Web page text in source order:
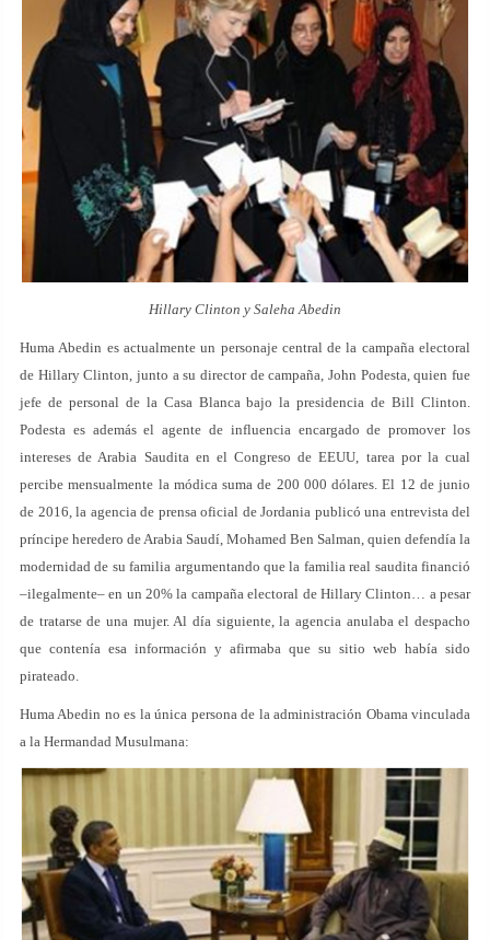
Hillary Clinton y Saleha Abedin
Huma Abedin es actualmente un personaje central de la campaña electoral
de Hillary Clinton, junto a su director de campaña, John Podesta, quien fue
jefe de personal de la Casa Blanca bajo la presidencia de Bill Clinton.
Podesta es además el agente de influencia encargado de promover los
intereses de Arabia Saudita en el Congreso de EEUU, tarea por la cual
percibe mensualmente la módica suma de 200 000 dólares. El 12 de junio
de 2016, la agencia de prensa oficial de Jordania publicó una entrevista del
príncipe heredero de Arabia Saudí, Mohamed Ben Salman, quien defendía la
modernidad de su familia argumentando que la familia real saudita financió
–ilegalmente– en un 20% la campaña electoral de Hillary Clinton… a pesar
de tratarse de una mujer. Al día siguiente, la agencia anulaba el despacho
que contenía esa información y afirmaba que su sitio web había sido
pirateado.
Huma Abedin no es la única persona de la administración Obama vinculada
a la Hermandad Musulmana: